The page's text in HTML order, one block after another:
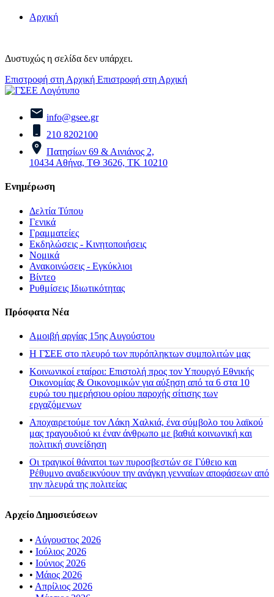
Αρχική
Δυστυχώς η σελίδα δεν υπάρχει.
Επιστροφή στη Αρχική Επιστροφή στη Αρχική
info@gsee.gr
210 8202100
Πατησίων 69 & Αινιάνος 2,
10434 Αθήνα, ΤΘ 3626, ΤΚ 10210
Ενημέρωση
Δελτία Τύπου
Γενικά
Γραμματείες
Εκδηλώσεις - Κινητοποιήσεις
Νομικά
Ανακοινώσεις - Εγκύκλιοι
Βίντεο
Ρυθμίσεις Ιδιωτικότητας
Πρόσφατα Νέα
Αμοιβή αργίας 15ης Αυγούστου
H ΓΣΕΕ στο πλευρό των πυρόπληκτων συμπολιτών μας
Κοινωνικοί εταίροι: Επιστολή προς τον Υπουργό Εθνικής
Οικονομίας & Οικονομικών για αύξηση από τα 6 στα 10
ευρώ του ημερήσιου ορίου παροχής σίτισης των
εργαζόμενων
Αποχαιρετούμε τον Λάκη Χαλκιά, ένα σύμβολο του λαϊκού
μας τραγουδιού κι έναν άνθρωπο με βαθιά κοινωνική και
πολιτική συνείδηση
Οι τραγικοί θάνατοι των πυροσβεστών σε Γύθειο και
Ρέθυμνο αναδεικνύουν την ανάγκη γενναίων αποφάσεων από
την πλευρά της πολιτείας
Αρχείο Δημοσιεύσεων
• Αύγουστος 2026
• Ιούλιος 2026
• Ιούνιος 2026
• Μάιος 2026
• Απρίλιος 2026